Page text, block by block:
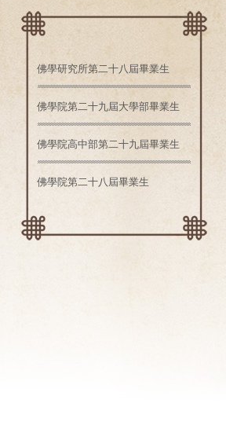
佛學研究所第二十八屆畢業生
佛學院第二十九屆大學部畢業生
佛學院高中部第二十九屆畢業生
佛學院第二十八屆畢業生